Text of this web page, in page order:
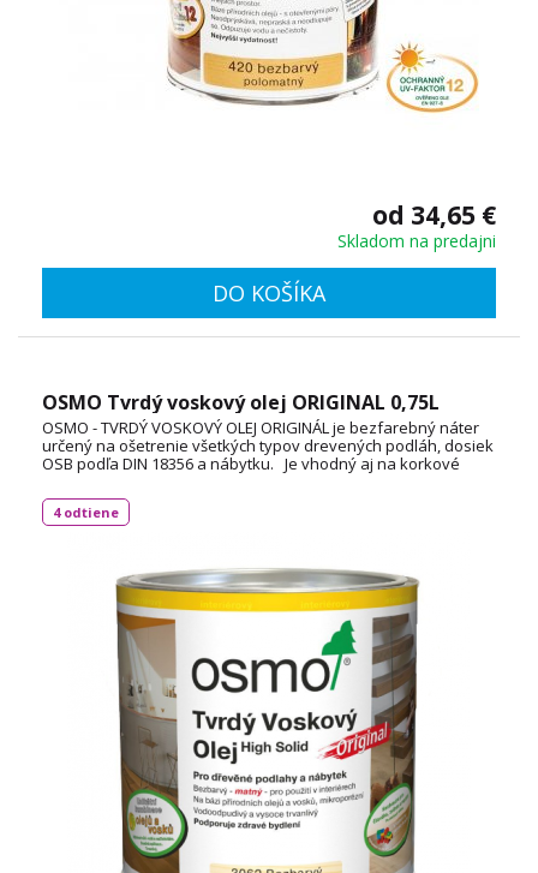
od 34,65 €
Skladom na predajni
DO KOŠÍKA
OSMO Tvrdý voskový olej ORIGINAL 0,75L
OSMO - TVRDÝ VOSKOVÝ OLEJ ORIGINÁL je bezfarebný náter
určený na ošetrenie všetkých typov drevených podláh, dosiek
OSB podľa DIN 18356 a nábytku. Je vhodný aj na korkové
dlaždice. Spotreba: 1L / 24 m² TECHNICKÝ LIST
4 odtiene